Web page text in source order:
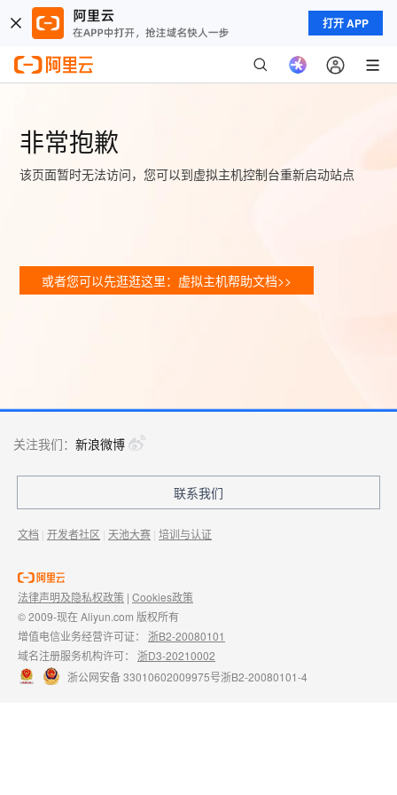
打开 APP
非常抱歉
该页面暂时无法访问，您可以到虚拟主机控制台重新启动站点
或者您可以先逛逛这里：虚拟主机帮助文档>>